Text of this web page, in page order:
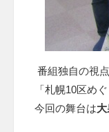
番組独自の視
「札幌10区めぐ
今回の舞台は大